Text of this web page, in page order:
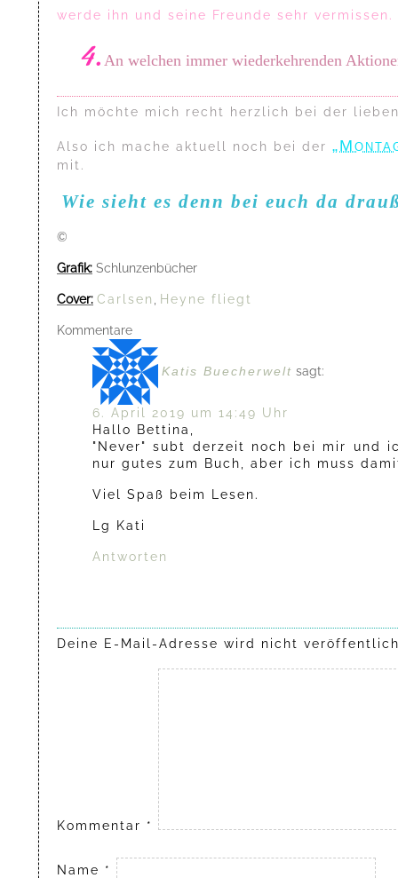
werde ihn und seine Freunde sehr vermissen.
4.An welchen immer wiederkehrenden
Ich möchte mich recht herzlich bei der
Also ich mache aktuell noch bei der
mit.
Wie sieht es denn bei euch da
©
Grafik: Schlunzenbücher
Cover: Carlsen Heyne fliegt
Kommentare
Katis Buecherwelt sagt:
6. April 2019 um 14:49 Uhr
Hallo Bettina,
"Never" subt derzeit noch bei mir und
nur gutes zum Buch, aber ich muss
Viel Spaß beim Lesen.
Lg Kati
Antworten
Deine E-Mail-Adresse wird nicht
Kommentar *
Name *